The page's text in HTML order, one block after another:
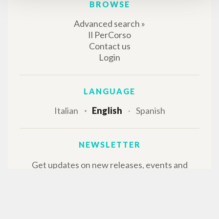
BROWSE
Advanced search »
Il PerCorso
Contact us
Login
LANGUAGE
Italian English Spanish
NEWSLETTER
Get updates on new releases, events and